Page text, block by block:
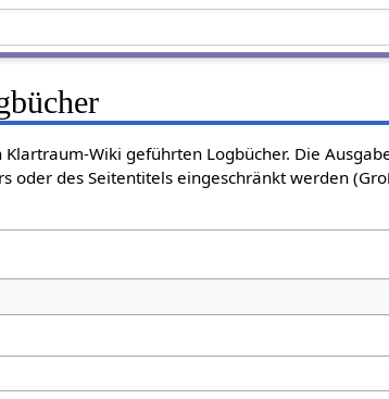
Wiki geführten Logbücher. Die
oder des Seitentitels eingeschränkt werden